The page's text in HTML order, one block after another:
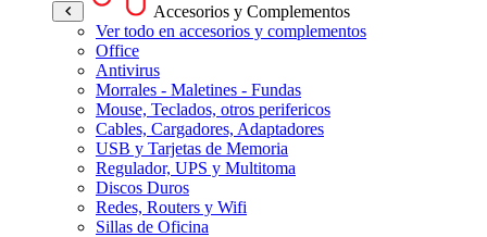
Accesorios y Complementos
Ver todo en accesorios y complementos
Office
Antivirus
Morrales - Maletines - Fundas
Mouse, Teclados, otros perifericos
Cables, Cargadores, Adaptadores
USB y Tarjetas de Memoria
Regulador, UPS y Multitoma
Discos Duros
Redes, Routers y Wifi
Sillas de Oficina